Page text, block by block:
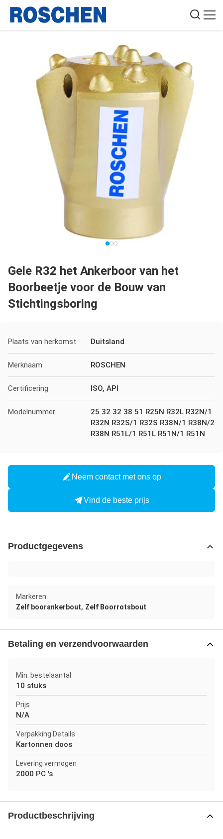
Gele R32 het Ankerboor van het
Boorbeetje voor de Bouw van
Stichtingsboring
Plaats van herkomst Duitsland
Merknaam ROSCHEN
Certificering ISO, API
Modelnummer
25 32 32 38 51 R25N R32L R32N/1
R32N R32S/1 R32S R38N/1 R38N/2
R38N R51L/1 R51L R51N/1 R51N
Neem contact met ons op
Vind de beste prijs
Productgegevens
Markeren:
Zelf boorankerbout, Zelf Boorrotsbout
Betaling en verzendvoorwaarden
Min. bestelaantal
10 stuks
Prijs
N/A
Verpakking Details
Kartonnen doos
Levering vermogen
2000 PC 's
Productbeschrijving